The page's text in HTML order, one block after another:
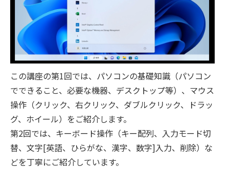
この講座の第1回では、パソコンの基礎知識（パソコン
でできること、必要な機器、デスクトップ等）、マウス
操作（クリック、右クリック、ダブルクリック、ドラッ
グ、ホイール）をご紹介します。
第2回では、キーボード操作（キー配列、入力モード切
替、文字[英語、ひらがな、漢字、数字]入力、削除）な
どを丁寧にご紹介しています。